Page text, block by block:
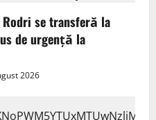
se transferă la
de urgență la
2026